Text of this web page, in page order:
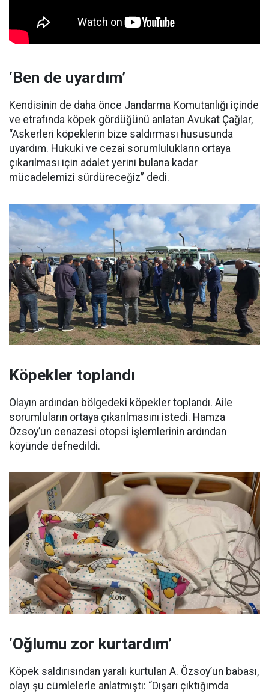
‘Ben de uyardım’
Kendisinin de daha önce Jandarma Komutanlığı içinde
ve etrafında köpek gördüğünü anlatan Avukat Çağlar,
“Askerleri köpeklerin bize saldırması hususunda
uyardım. Hukuki ve cezai sorumlulukların ortaya
çıkarılması için adalet yerini bulana kadar
mücadelemizi sürdüreceğiz” dedi.
Köpekler toplandı
Olayın ardından bölgedeki köpekler toplandı. Aile
sorumluların ortaya çıkarılmasını istedi. Hamza
Özsoy’un cenazesi otopsi işlemlerinin ardından
köyünde defnedildi.
‘Oğlumu zor kurtardım’
Köpek saldırısından yaralı kurtulan A. Özsoy’un babası,
olayı şu cümlelerle anlatmıştı: “Dışarı çıktığımda